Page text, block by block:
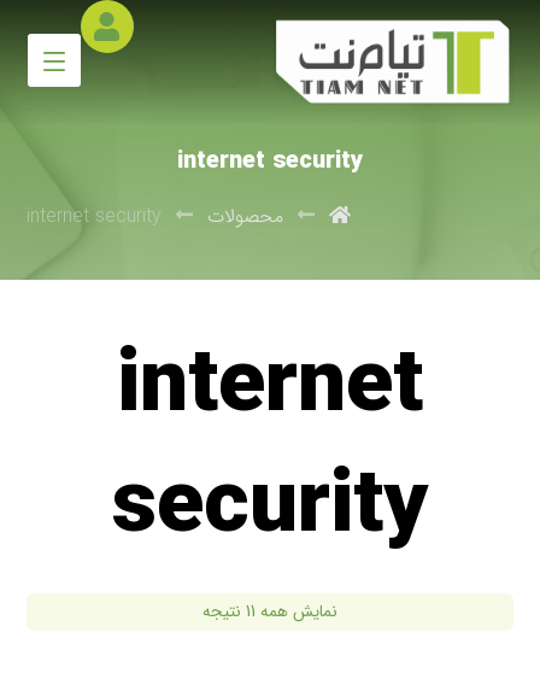
internet security
محصولات internet security
internet
security
نمایش همه 11 نتیجه